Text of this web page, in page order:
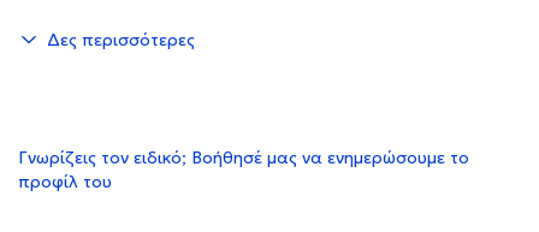
Δες περισσότερες
Γνωρίζεις τον ειδικό; Βοήθησέ μας να ενημερώσουμε το
προφίλ του